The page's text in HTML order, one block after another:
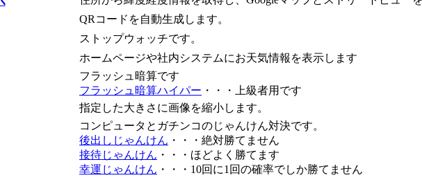
QRコードを自動生成します。
ストップウォッチです。
ホームページや社内システムにお天気情報を表示します
フラッシュ暗算です
フラッシュ暗算ハイパー ・・・上級者用です
指定した大きさに画像を縮小します。
コンピュータとガチンコのじゃんけん対決です。
後出しじゃんけん ・・・絶対勝てません
接待じゃんけん ・・・ほどよく勝てます
幸運じゃんけん ・・・10回に1回の確率でしか勝てません